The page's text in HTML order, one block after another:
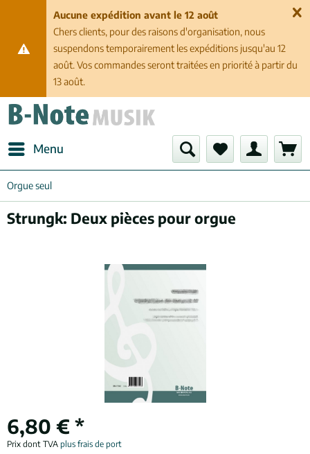
Aucune expédition avant le 12 août
Chers clients, pour des raisons d'organisation, nous
suspendons temporairement les expéditions jusqu'au 12
août. Vos commandes seront traitées en priorité à partir du
13 août.
Menu
Orgue seul
Strungk: Deux pièces pour orgue
6,80 € *
Prix dont TVA plus frais de port